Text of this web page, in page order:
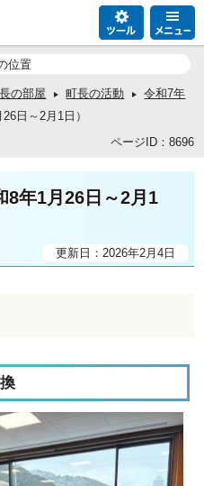
位置
の部屋 町長の活動
令和7年
日～2月1日）
ページID：8696
8年1月26日～2月1
更新日：2026年2月4日